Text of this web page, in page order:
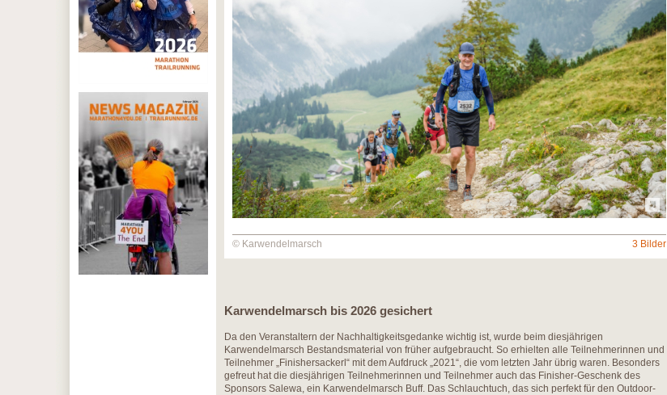
© Karwendelmarsch 3 Bilder
Karwendelmarsch bis 2026 gesichert
Da den Veranstaltern der Nachhaltigkeitsgedanke wichtig ist, wurde beim diesjährigen
Karwendelmarsch Bestandsmaterial von früher aufgebraucht. So erhielten alle Teilnehmerinnen und
Teilnehmer „Finishersackerl“ mit dem Aufdruck „2021“, die vom letzten Jahr übrig waren. Besonders
gefreut hat die diesjährigen Teilnehmerinnen und Teilnehmer auch das Finisher-Geschenk des
Sponsors Salewa, ein Karwendelmarsch Buff. Das Schlauchtuch, das sich perfekt für den Outdoor-